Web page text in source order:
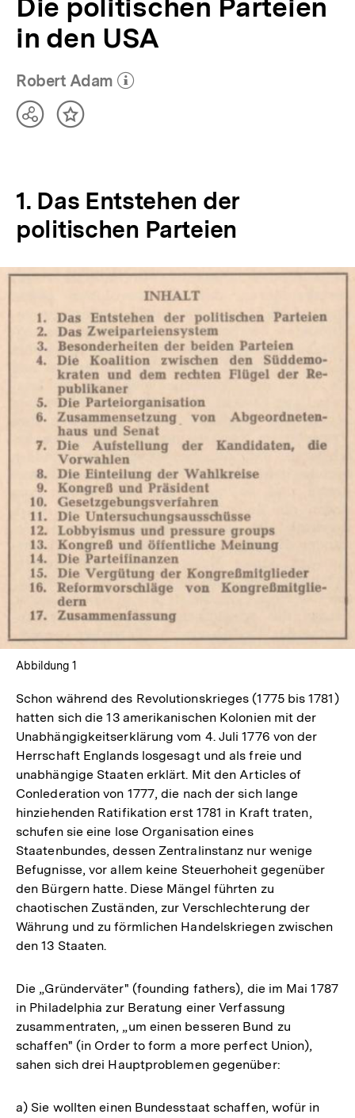
Die politischen Parteien
in den USA
Robert Adam
(Mehr zum Autor)
TeilenInhalt
1. Das Entstehen der
politischen Parteien
In
Lightbox
öffnen
Abbildung 1
Schon während des Revolutionskrieges (1775 bis 1781)
hatten sich die 13 amerikanischen Kolonien mit der
Unabhängigkeitserklärung vom 4. Juli 1776 von der
Herrschaft Englands losgesagt und als freie und
unabhängige Staaten erklärt. Mit den Articles of
Conlederation von 1777, die nach der sich lange
hinziehenden Ratifikation erst 1781 in Kraft traten,
schufen sie eine lose Organisation eines
Staatenbundes, dessen Zentralinstanz nur wenige
Befugnisse, vor allem keine Steuerhoheit gegenüber
den Bürgern hatte. Diese Mängel führten zu
chaotischen Zuständen, zur Verschlechterung der
Währung und zu förmlichen Handelskriegen zwischen
den 13 Staaten.
Die „Gründerväter" (founding fathers), die im Mai 1787
in Philadelphia zur Beratung einer Verfassung
zusammentraten, „um einen besseren Bund zu
schaffen" (in Order to form a more perfect Union),
sahen sich drei Hauptproblemen gegenüber:
a) Sie wollten einen Bundesstaat schaffen, wofür in